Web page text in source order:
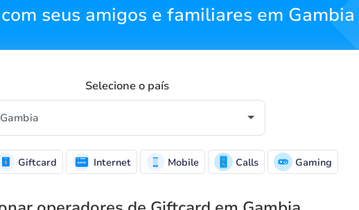
seus amigos e familiares em
Selecione o país
Giftcard Internet Mobile Calls Gaming